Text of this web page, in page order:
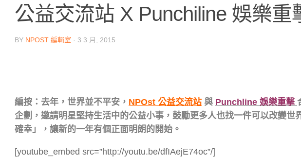
公益交流站 X Punchiline 娛樂重
BY NPOST 編輯室 · 3 3 月, 2015
編按：去年，世界並不平安， NPOst 公益交流站 與 Punchline 娛樂重擊
企劃，邀請明星堅持生活中的公益小事，鼓勵更多人也找一件可以改變世
確幸」，讓新的一年有個正面明朗的開始。
[youtube_embed src=”http://youtu.be/dfIAejE74oc”/]